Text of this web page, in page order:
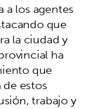
los agentes
que
la ciudad y
ha
que
estos
trabajo y